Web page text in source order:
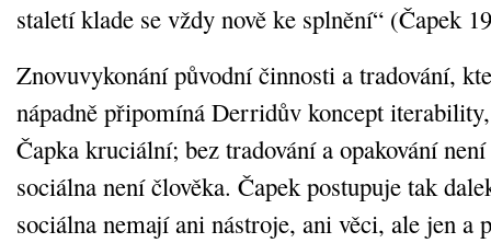
staletí klade se vždy nově ke splnění“ (Čapek
Znovuvykonání původní činnosti a tradování,
nápadně připomíná Derridův koncept
Čapka kruciální; bez tradování a opakování
sociálna není člověka. Čapek postupuje tak
sociálna nemají ani nástroje, ani věci, ale jen a